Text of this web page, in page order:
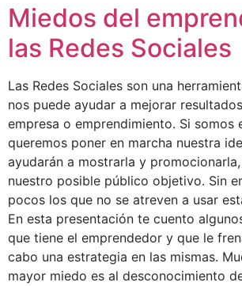
Miedos del
las Redes Sociales
Las Redes Sociales son una
nos puede ayudar a mejorar
empresa o emprendimiento. Si somos
queremos poner en marcha nuestra
ayudarán a mostrarla y
nuestro posible público objetivo. Sin
pocos los que no se atreven a usar
En esta presentación te cuento
que tiene el emprendedor y que le
cabo una estrategia en las mismas.
mayor miedo es al desconocimiento